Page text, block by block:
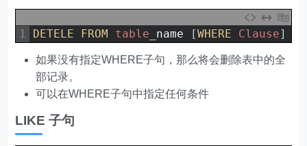
1 DETELE FROM table name [WHERE Clause]
如果没有指定WHERE子句，那么将会删除表中的全
部记录。
可以在WHERE子句中指定任何条件
LIKE 子句